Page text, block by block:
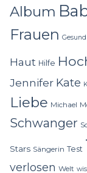
Album
Frauen Gesund
Haut Hilfe
Jennifer Kate
Liebe Michael
Schwanger
Stars Sängerin Test
verlosen Welt